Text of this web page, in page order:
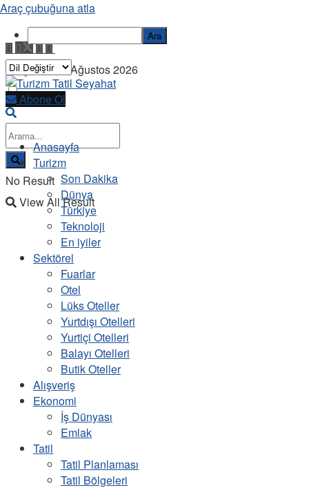
Perşembe, 6 Ağustos 2026
No Result
View All Result
Abone Ol
Anasayfa
Turizm
Son Dakika
Dünya
Türkiye
Teknoloji
En iyiler
Sektörel
Fuarlar
Otel
Lüks Oteller
Yurtdışı Otelleri
Yurtiçi Otelleri
Balayı Otelleri
Butik Oteller
Alışveriş
Ekonomi
İş Dünyası
Emlak
Tatil
Tatil Planlaması
Tatil Bölgeleri
Araç çubuğuna atla
Ara